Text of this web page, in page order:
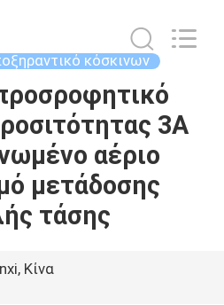
κόσκινων
3A
αέριο
μετάδοσης
τάσης
Κίνα